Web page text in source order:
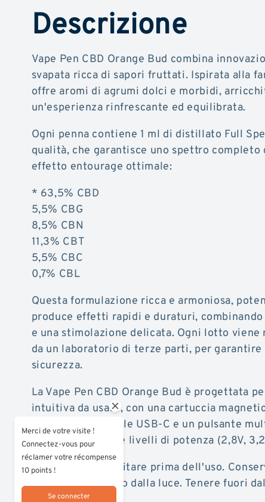
Descrizione
Vape Pen CBD Orange Bud combina
svapata ricca di sapori fruttati. Ispirata alla
offre aromi di agrumi dolci e morbidi,
un'esperienza rinfrescante ed equilibrata.
Ogni penna contiene 1 ml di distillato Full
qualità, che garantisce uno spettro completo
effetto entourage ottimale:
* 63,5% CBD
5,5% CBG
8,5% CBN
11,3% CBT
5,5% CBC
0,7% CBL
Questa formulazione ricca e armoniosa,
produce effetti rapidi e duraturi,
e una stimolazione delicata. Ogni lotto
da un laboratorio di terze parti, per garantire
sicurezza.
La Vape Pen CBD Orange Bud è progettata
intuitiva da usare, con una cartuccia
batteria ricaricabile USB-C e un pulsante
di scegliere tra tre livelli di potenza (2,8V,
Modalità d'uso: agitare prima dell'uso.
ambiente, al riparo dalla luce. Tenere fuori
Merci de votre visite !
Connectez-vous pour
réclamer votre récompense
10 points !
Se connecter